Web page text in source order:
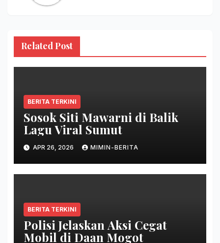
Related Post
BERITA TERKINI
Sosok Siti Mawarni di Balik
Lagu Viral Sumut
APR 26, 2026 MIMIN-BERITA
BERITA TERKINI
Polisi Jelaskan Aksi Cegat
Mobil di Daan Mogot